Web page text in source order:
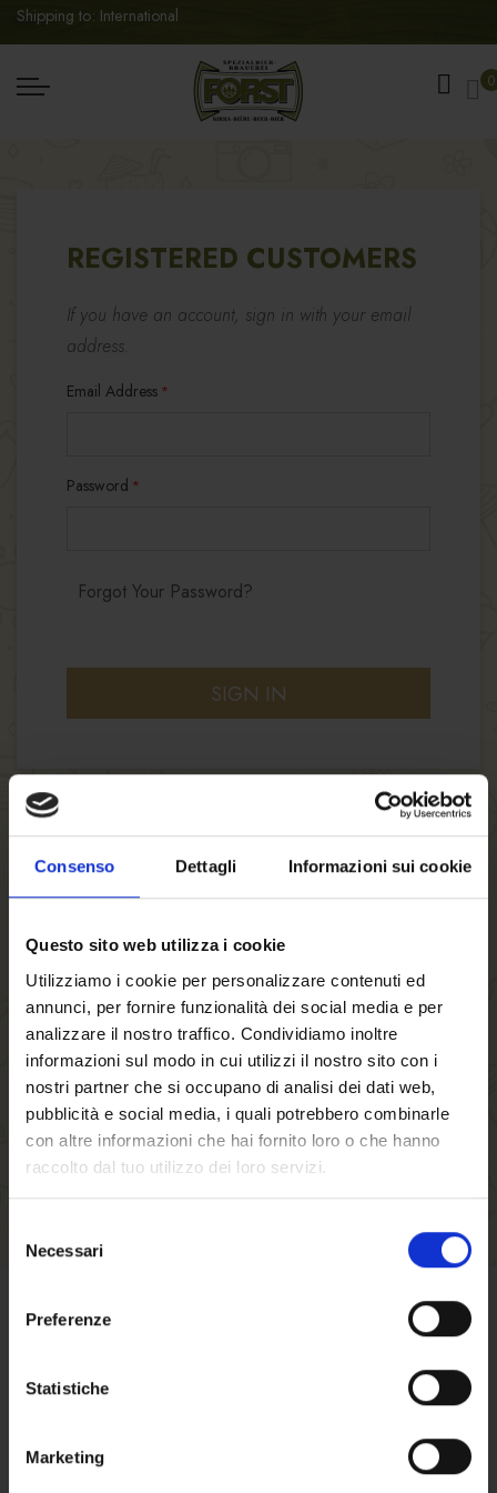
Consenso Dettagli Informazioni sui cookie
Questo sito web utilizza i cookie
Utilizziamo i cookie per personalizzare contenuti ed
annunci, per fornire funzionalità dei social media e per
analizzare il nostro traffico. Condividiamo inoltre
informazioni sul modo in cui utilizzi il nostro sito con i
nostri partner che si occupano di analisi dei dati web,
pubblicità e social media, i quali potrebbero combinarle
con altre informazioni che hai fornito loro o che hanno
raccolto dal tuo utilizzo dei loro servizi.
delNecessari
Preferenze
Statistiche
Marketing
website. Are you of
legal drinking age?
Shipping to: International
0
REGISTERED CUSTOMERS
If you have an account, sign in with your email
address.
Email Address
Password
SIGN IN
Forgot Your Password?
NEW CUSTOMERS
By creating an account with our store, you will
be able to move through the checkout process
faster, store multiple shipping addresses, view
and track your orders in your account and more.
CREATE AN ACCOUNT
Click hereto find out terms and conditions
Here theapproximate shipping costs